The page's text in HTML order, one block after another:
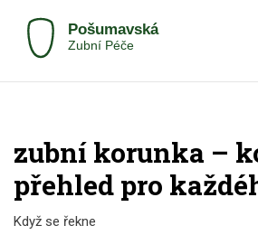
zubní korunka –
přehled pro
Když se řekne